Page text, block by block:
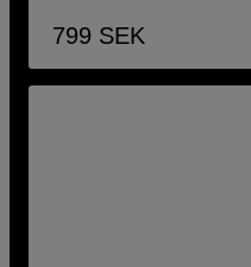
799 SEK